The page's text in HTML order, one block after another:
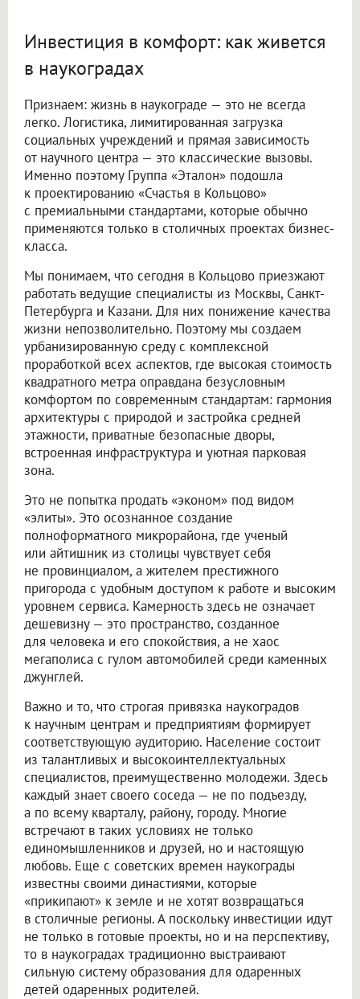
Инвестиция в комфорт: как живется
в наукоградах
Признаем: жизнь в наукограде — это не всегда
легко. Логистика, лимитированная загрузка
социальных учреждений и прямая зависимость
от научного центра — это классические вызовы.
Именно поэтому Группа «Эталон» подошла
к проектированию «Счастья в Кольцово»
с премиальными стандартами, которые обычно
применяются только в столичных проектах бизнес-
класса.
Мы понимаем, что сегодня в Кольцово приезжают
работать ведущие специалисты из Москвы, Санкт-
Петербурга и Казани. Для них понижение качества
жизни непозволительно. Поэтому мы создаем
урбанизированную среду с комплексной
проработкой всех аспектов, где высокая стоимость
квадратного метра оправдана безусловным
комфортом по современным стандартам: гармония
архитектуры с природой и застройка средней
этажности, приватные безопасные дворы,
встроенная инфраструктура и уютная парковая
зона.
Это не попытка продать «эконом» под видом
«элиты». Это осознанное создание
полноформатного микрорайона, где ученый
или айтишник из столицы чувствует себя
не провинциалом, а жителем престижного
пригорода с удобным доступом к работе и высоким
уровнем сервиса. Камерность здесь не означает
дешевизну — это пространство, созданное
для человека и его спокойствия, а не хаос
мегаполиса с гулом автомобилей среди каменных
джунглей.
Важно и то, что строгая привязка наукоградов
к научным центрам и предприятиям формирует
соответствующую аудиторию. Население состоит
из талантливых и высокоинтеллектуальных
специалистов, преимущественно молодежи. Здесь
каждый знает своего соседа — не по подъезду,
а по всему кварталу, району, городу. Многие
встречают в таких условиях не только
единомышленников и друзей, но и настоящую
любовь. Еще с советских времен наукограды
известны своими династиями, которые
«прикипают» к земле и не хотят возвращаться
в столичные регионы. А поскольку инвестиции идут
не только в готовые проекты, но и на перспективу,
то в наукоградах традиционно выстраивают
сильную систему образования для одаренных
детей одаренных родителей.